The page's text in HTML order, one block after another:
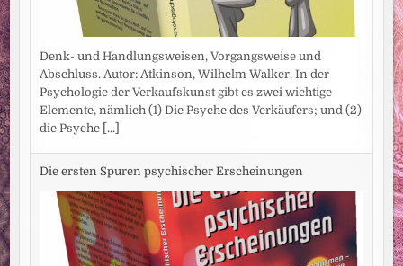
Denk- und Handlungsweisen, Vorgangsweise und
Abschluss. Autor: Atkinson, Wilhelm Walker. In der
Psychologie der Verkaufskunst gibt es zwei wichtige
Elemente, nämlich (1) Die Psyche des Verkäufers; und (2)
die Psyche [...]
Die ersten Spuren psychischer Erscheinungen